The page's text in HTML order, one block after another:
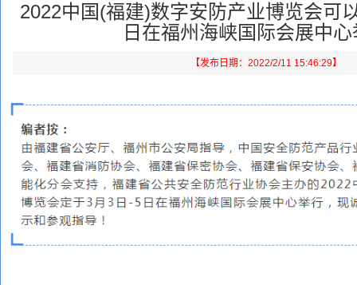
2022中国(福建)数字安防产业博览会可
日在福州海峡国际会展中
【发布日期：2022/2/11 15:46:29】